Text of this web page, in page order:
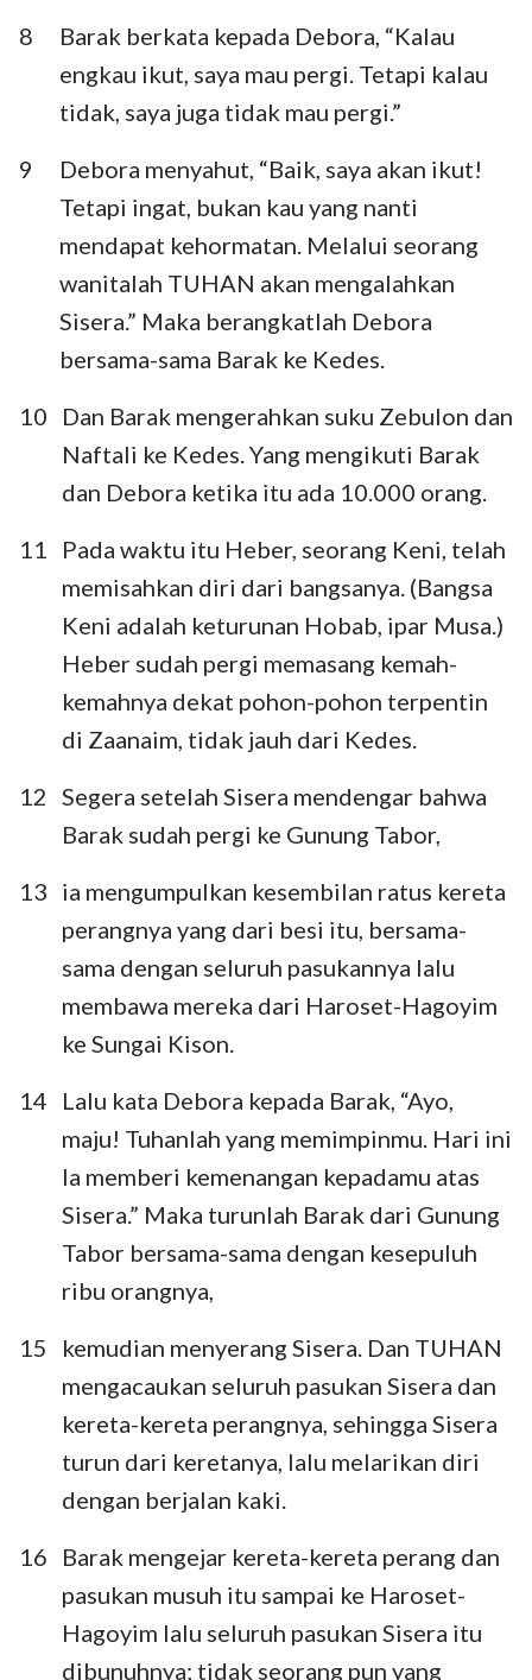
8
Barak berkata kepada Debora, “Kalau
engkau ikut, saya mau pergi. Tetapi kalau
tidak, saya juga tidak mau pergi.”
9
Debora menyahut, “Baik, saya akan ikut!
Tetapi ingat, bukan kau yang nanti
mendapat kehormatan. Melalui seorang
wanitalah TUHAN akan mengalahkan
Sisera.” Maka berangkatlah Debora
bersama-sama Barak ke Kedes.
10
Dan Barak mengerahkan suku Zebulon dan
Naftali ke Kedes. Yang mengikuti Barak
dan Debora ketika itu ada 10.000 orang.
11
Pada waktu itu Heber, seorang Keni, telah
memisahkan diri dari bangsanya. (Bangsa
Keni adalah keturunan Hobab, ipar Musa.)
Heber sudah pergi memasang kemah-
kemahnya dekat pohon-pohon terpentin
di Zaanaim, tidak jauh dari Kedes.
12 Segera setelah Sisera mendengar bahwa
Barak sudah pergi ke Gunung Tabor,
13 ia mengumpulkan kesembilan ratus kereta
perangnya yang dari besi itu, bersama-
sama dengan seluruh pasukannya lalu
membawa mereka dari Haroset-Hagoyim
ke Sungai Kison.
14
Lalu kata Debora kepada Barak, “Ayo,
maju! Tuhanlah yang memimpinmu. Hari ini
Ia memberi kemenangan kepadamu atas
Sisera.” Maka turunlah Barak dari Gunung
Tabor bersama-sama dengan kesepuluh
ribu orangnya,
15
kemudian menyerang Sisera. Dan TUHAN
mengacaukan seluruh pasukan Sisera dan
kereta-kereta perangnya, sehingga Sisera
turun dari keretanya, lalu melarikan diri
dengan berjalan kaki.
16
Barak mengejar kereta-kereta perang dan
pasukan musuh itu sampai ke Haroset-
Hagoyim lalu seluruh pasukan Sisera itu
dibunuhnya; tidak seorang pun yang